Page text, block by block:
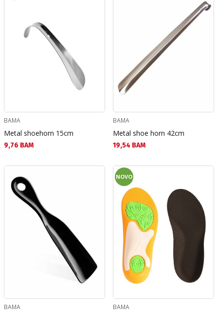
BAMA
Metal shoehorn 15cm
Текуща цена:
9,76 BAM
BAMA
Metal shoe horn 42cm
Текуща цена:
19,54 BAM
BAMA
NOVO
BAMA